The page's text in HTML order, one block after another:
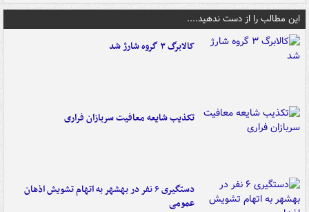
این مطالب را از دست ندهید....
کالابرگ ۳ گروه شارژ شد
تکذیب شایعه معافیت سربازان فراری
دستگیری ۶ نفر در بهشهر به اتهام تشویش اذهان
عمومی